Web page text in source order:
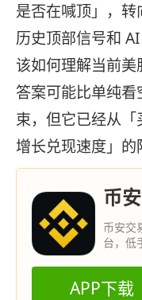
是否在喊顶」，
历史顶部信号和
该如何理解当前美
答案可能比单纯
束，但它已经从
增长兑现速度」的
币
币安交
台，低
APP下载